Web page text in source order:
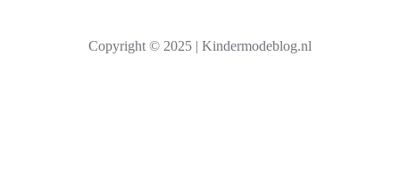
e
Copyright © 2025 | Kindermodeblog.nl